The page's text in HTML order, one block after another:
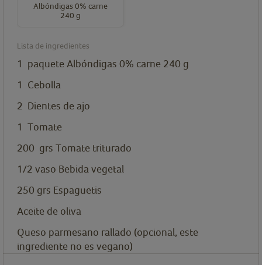
Albóndigas 0% carne
240 g
Lista de ingredientes
1 paquete Albóndigas 0% carne 240 g
1 Cebolla
2 Dientes de ajo
1 Tomate
200 grs Tomate triturado
1/2 vaso Bebida vegetal
250 grs Espaguetis
Aceite de oliva
Queso parmesano rallado (opcional, este
ingrediente no es vegano)